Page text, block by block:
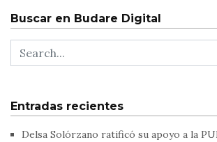
Buscar en Budare Digital
Entradas recientes
Delsa Solórzano ratificó su apoyo a la